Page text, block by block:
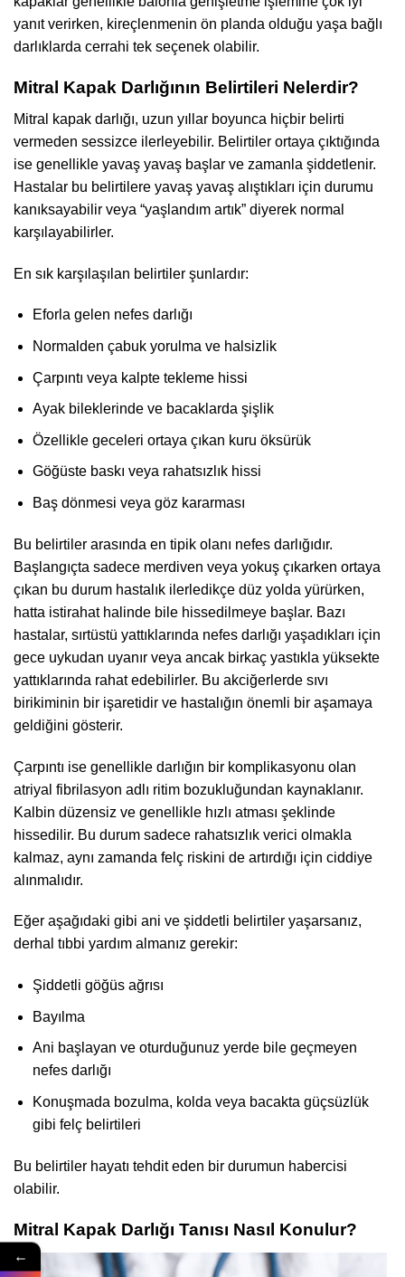
yanıt verirken, kireçlenmenin ön planda olduğu yaşa bağlı
darlıklarda cerrahi tek seçenek olabilir.
Mitral Kapak Darlığının Belirtileri Nelerdir?
Mitral kapak darlığı, uzun yıllar boyunca hiçbir belirti
vermeden sessizce ilerleyebilir. Belirtiler ortaya çıktığında
ise genellikle yavaş yavaş başlar ve zamanla şiddetlenir.
Hastalar bu belirtilere yavaş yavaş alıştıkları için durumu
kanıksayabilir veya “yaşlandım artık” diyerek normal
karşılayabilirler.
En sık karşılaşılan belirtiler şunlardır:
Eforla gelen nefes darlığı
Normalden çabuk yorulma ve halsizlik
Çarpıntı veya kalpte tekleme hissi
Ayak bileklerinde ve bacaklarda şişlik
Özellikle geceleri ortaya çıkan kuru öksürük
Göğüste baskı veya rahatsızlık hissi
Baş dönmesi veya göz kararması
Bu belirtiler arasında en tipik olanı nefes darlığıdır.
Başlangıçta sadece merdiven veya yokuş çıkarken ortaya
çıkan bu durum hastalık ilerledikçe düz yolda yürürken,
hatta istirahat halinde bile hissedilmeye başlar. Bazı
hastalar, sırtüstü yattıklarında nefes darlığı yaşadıkları için
gece uykudan uyanır veya ancak birkaç yastıkla yüksekte
yattıklarında rahat edebilirler. Bu akciğerlerde sıvı
birikiminin bir işaretidir ve hastalığın önemli bir aşamaya
geldiğini gösterir.
Çarpıntı ise genellikle darlığın bir komplikasyonu olan
atriyal fibrilasyon adlı ritim bozukluğundan kaynaklanır.
Kalbin düzensiz ve genellikle hızlı atması şeklinde
hissedilir. Bu durum sadece rahatsızlık verici olmakla
kalmaz, aynı zamanda felç riskini de artırdığı için ciddiye
alınmalıdır.
Eğer aşağıdaki gibi ani ve şiddetli belirtiler yaşarsanız,
derhal tıbbi yardım almanız gerekir:
Şiddetli göğüs ağrısı
Bayılma
Ani başlayan ve oturduğunuz yerde bile geçmeyen
nefes darlığı
Konuşmada bozulma, kolda veya bacakta güçsüzlük
gibi felç belirtileri
Bu belirtiler hayatı tehdit eden bir durumun habercisi
olabilir.
Mitral Kapak Darlığı Tanısı Nasıl Konulur?
←